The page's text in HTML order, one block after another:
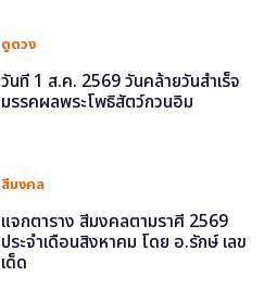
ดูดวง
วันที่ 1 ส.ค. 2569 วันคล้ายวันสำเร็จ
มรรคผลพระโพธิสัตว์กวนอิม
สีมงคล
แจกตาราง สีมงคลตามราศี 2569
ประจำเดือนสิงหาคม โดย อ.รักษ์ เลข
เด็ด